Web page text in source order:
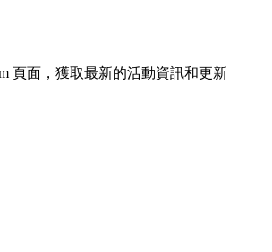
頁面，獲取最新的活動資訊和更新